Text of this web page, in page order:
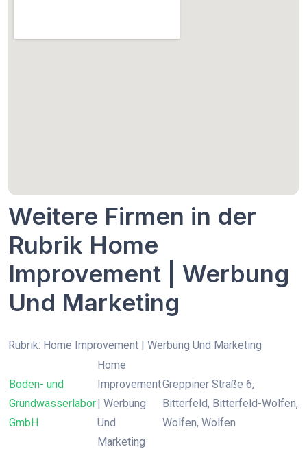
Weitere Firmen in der
Rubrik Home
Improvement | Werbung
Und Marketing
Rubrik: Home Improvement | Werbung Und Marketing
Boden- und
Grundwasserlabor
GmbH
Home
Improvement
| Werbung
Und
Marketing
Greppiner Straße 6,
Bitterfeld, Bitterfeld-Wolfen,
Wolfen, Wolfen